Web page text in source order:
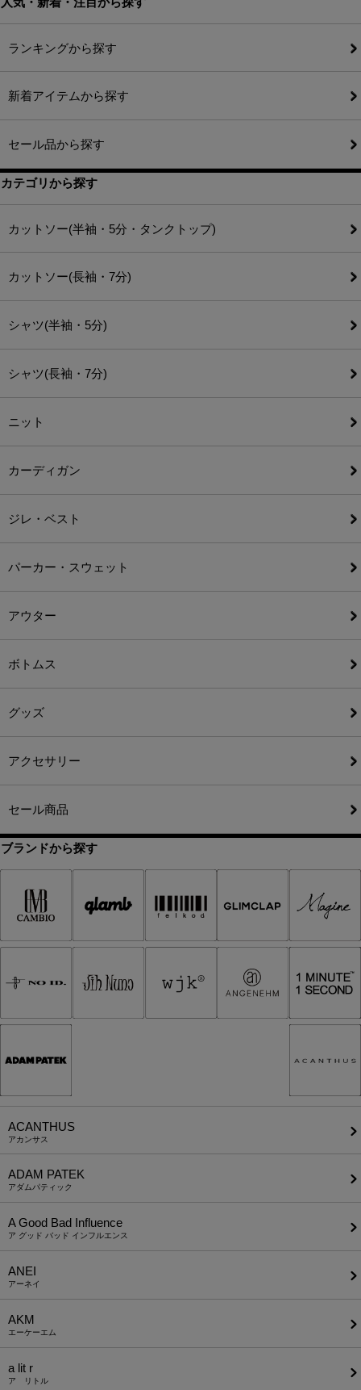
ランキングから探す
新着アイテムから探す
セール品から探す
カテゴリから探す
カットソー(半袖・5分・タンクトップ)
カットソー(長袖・7分)
シャツ(半袖・5分)
シャツ(長袖・7分)
ニット
カーディガン
ジレ・ベスト
パーカー・スウェット
アウター
ボトムス
グッズ
アクセサリー
セール商品
ブランドから探す
ACANTHUS
アカンサス
ADAM PATEK
アダムパティック
A Good Bad Influence
ア グッド バッド インフルエンス
ANEI
アーネイ
AKM
エーケーエム
a lit r
ア リトル